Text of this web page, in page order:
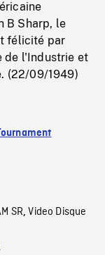
B Sharp, le
félicité par
de l'Industrie et
(22/09/1949)
SR,Video Disque